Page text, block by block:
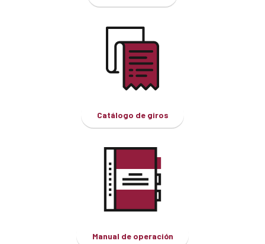
Catálogo de giros
Manual de operación